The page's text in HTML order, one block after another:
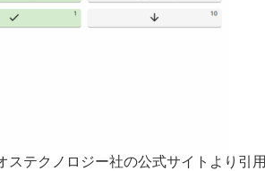
テクノロジー社の公式サイトより引用